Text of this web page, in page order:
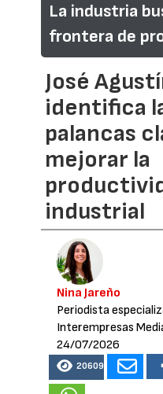
La industria
frontera de
José
identifica
palancas
mejorar la
industrial
Nina Jareño
Periodista
Interempresas
24/07/2026
20609